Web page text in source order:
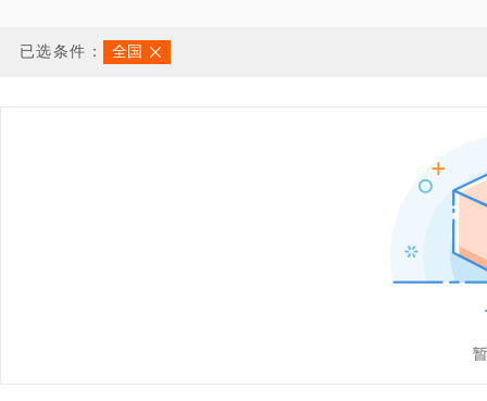
已选条件： 全国